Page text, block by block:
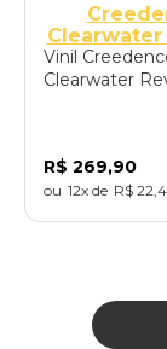
Clearwater
Vinil
Clearwater
Importado
R$ 269,90
12 R$ 22